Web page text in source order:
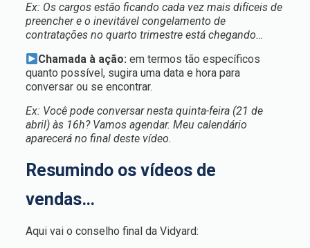
Ex: Os cargos estão ficando cada vez mais difíceis de
preencher e o inevitável congelamento de
contratações no quarto trimestre está chegando…
Chamada à ação: em termos tão específicos
quanto possível, sugira uma data e hora para
conversar ou se encontrar.
Ex: Você pode conversar nesta quinta-feira (21 de
abril) às 16h? Vamos agendar. Meu calendário
aparecerá no final deste vídeo.
Resumindo os vídeos de
vendas…
Aqui vai o conselho final da Vidyard: